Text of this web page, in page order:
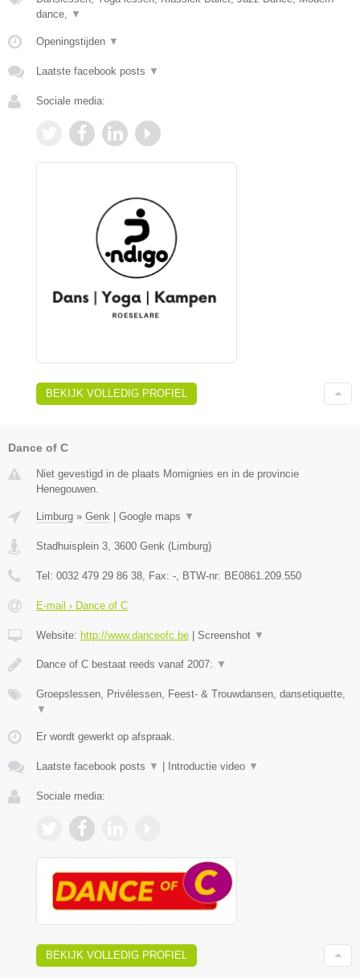
dance,
▼
Openingstijden ▼
Laatste facebook posts ▼
Sociale media:
BEKIJK VOLLEDIG PROFIEL
Dance of C
Niet gevestigd in de plaats Momignies en in de provincie
Henegouwen.
Limburg » Genk | Google maps ▼
Stadhuisplein 3 3600 Genk (Limburg)
Tel: 0032 479 29 86 38 , Fax: - , BTW-nr: BE0861.209.550
E-mail › Dance of C
Website: http://www.danceofc.be | Screenshot ▼
Dance of C bestaat reeds vanaf 2007: ▼
Groepslessen, Privélessen, Feest- & Trouwdansen, dansetiquette,
▼
Er wordt gewerkt op afspraak.
Laatste facebook posts ▼ | Introductie video ▼
Sociale media:
BEKIJK VOLLEDIG PROFIEL